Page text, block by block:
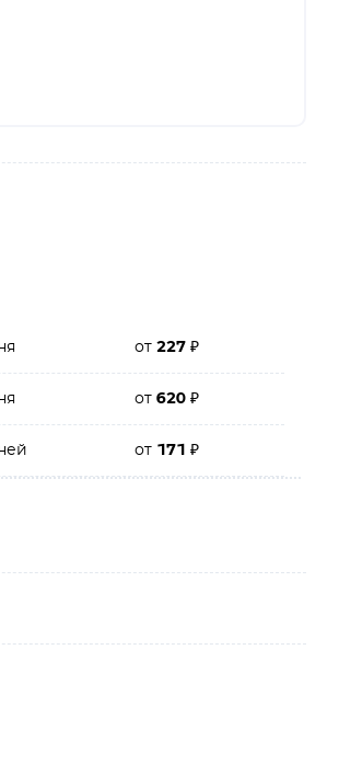
от227₽
от620₽
от 171₽